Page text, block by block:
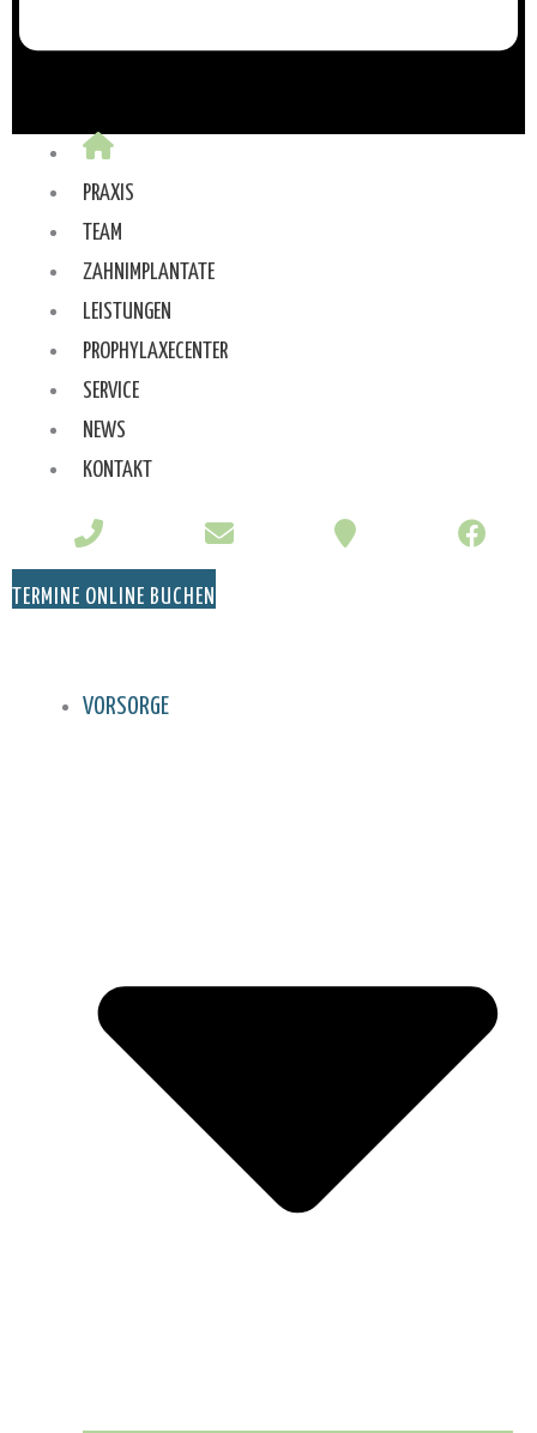
PRAXIS
TEAM
ZAHNIMPLANTATE
LEISTUNGEN
PROPHYLAXECENTER
SERVICE
NEWS
KONTAKT
TERMINE ONLINE BUCHEN
VORSORGE